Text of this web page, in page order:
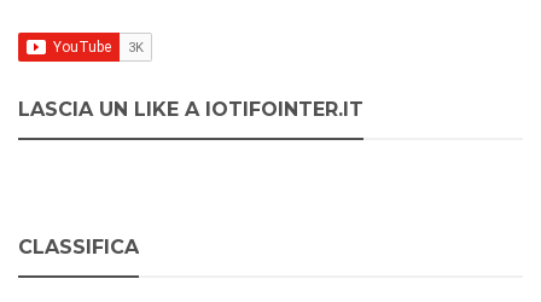
LASCIA UN LIKE A IOTIFOINTER.IT
CLASSIFICA